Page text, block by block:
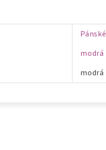
Pánské
modrá
modrá